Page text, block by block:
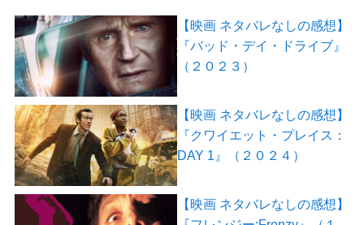
【映画 ネタバレなしの感想】
『バッド・デイ・ドライブ』
（２０２３）
【映画 ネタバレなしの感想】
『クワイエット・プレイス：
DAY 1』（２０２４）
【映画 ネタバレなしの感想】